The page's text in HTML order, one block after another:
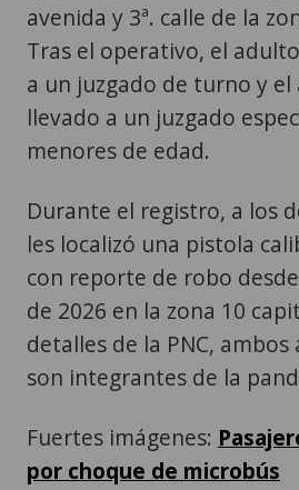
avenida y 3ª. calle de la
Tras el operativo, el
a un juzgado de turno y
llevado a un juzgado
menores de edad.
Durante el registro, a los
les localizó una pistola
con reporte de robo
de 2026 en la zona 10
detalles de la PNC,
son integrantes de la
Fuertes imágenes:
por choque de microbús